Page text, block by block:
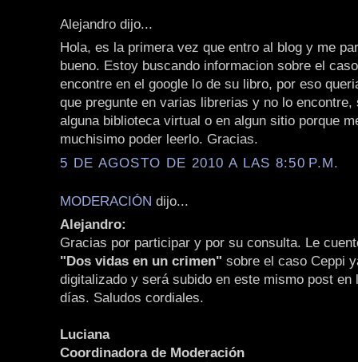
Alejandro dijo...
Hola, es la primera vez que entro al blog y me
bueno. Estoy buscando informacion sobre el
encontre en el google lo de su libro, por eso
que pregunte en varias librerias y no lo encontre,
alguna biblioteca virtual o en algun sitio porque
muchisimo poder leerlo. Gracias.
5 DE AGOSTO DE 2010 A LAS 8:50 P.M.
MODERACIÓN dijo...
Alejandro:
Gracias por participar y por su consulta. Le
"Dos vidas en un crimen" sobre el caso Ceppi
digitalizado y será subido en este mismo post en
días. Saludos cordiales.
Luciana
Coordinadora de Moderación